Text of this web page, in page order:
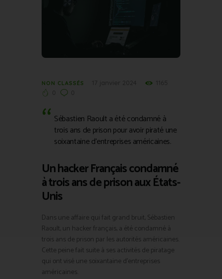
NON CLASSÉS
Sébastien Raoult a été condamné à
trois ans de prison pour avoir piraté une
soixantaine d’entreprises américaines.
Un hacker Français condamné
à trois ans de prison aux États-
Unis
Dans une affaire qui fait grand bruit, Sébastien
Raoult, un hacker français, a été condamné à
trois ans de prison par les autorités américaines.
Cette peine fait suite à ses activités de piratage
qui ont visé une soixantaine d’entreprises
américaines.